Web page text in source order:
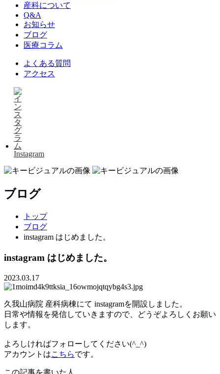
産科について
Q&A
お知らせ
ブログ
医療コラム
よくある質問
アクセス
Instagram
ブログ
トップ
ブログ
instagram はじめました。
instagram はじめました。
2023.03.17
久我山病院 産科病棟にて instagramを開設しました。
日常や情報を発信していきますので、どうぞよろしくお願い
します。
よろしければフォローしてください(^_^)
アカウントはこちらです。